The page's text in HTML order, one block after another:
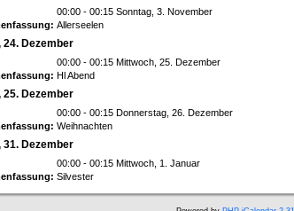
00:00 - 00:15 Sonntag, 3. November
Allerseelen
24. Dezember
00:00 - 00:15 Mittwoch, 25. Dezember
Hl Abend
25. Dezember
00:00 - 00:15 Donnerstag, 26. Dezember
Weihnachten
31. Dezember
00:00 - 00:15 Mittwoch, 1. Januar
Silvester